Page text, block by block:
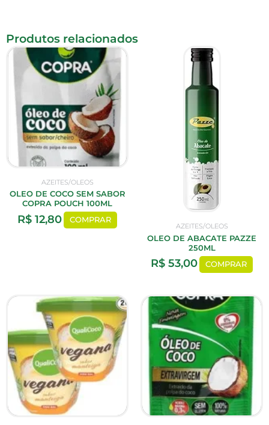
Produtos relacionados
AZEITES/OLEOS
OLEO DE COCO SEM SABOR
COPRA POUCH 100ML
R$ 12,80 COMPRAR
AZEITES/OLEOS
OLEO DE ABACATE PAZZE
250ML
R$ 53,00 COMPRAR